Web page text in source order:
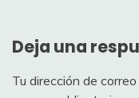
Deja una
Tu dirección de